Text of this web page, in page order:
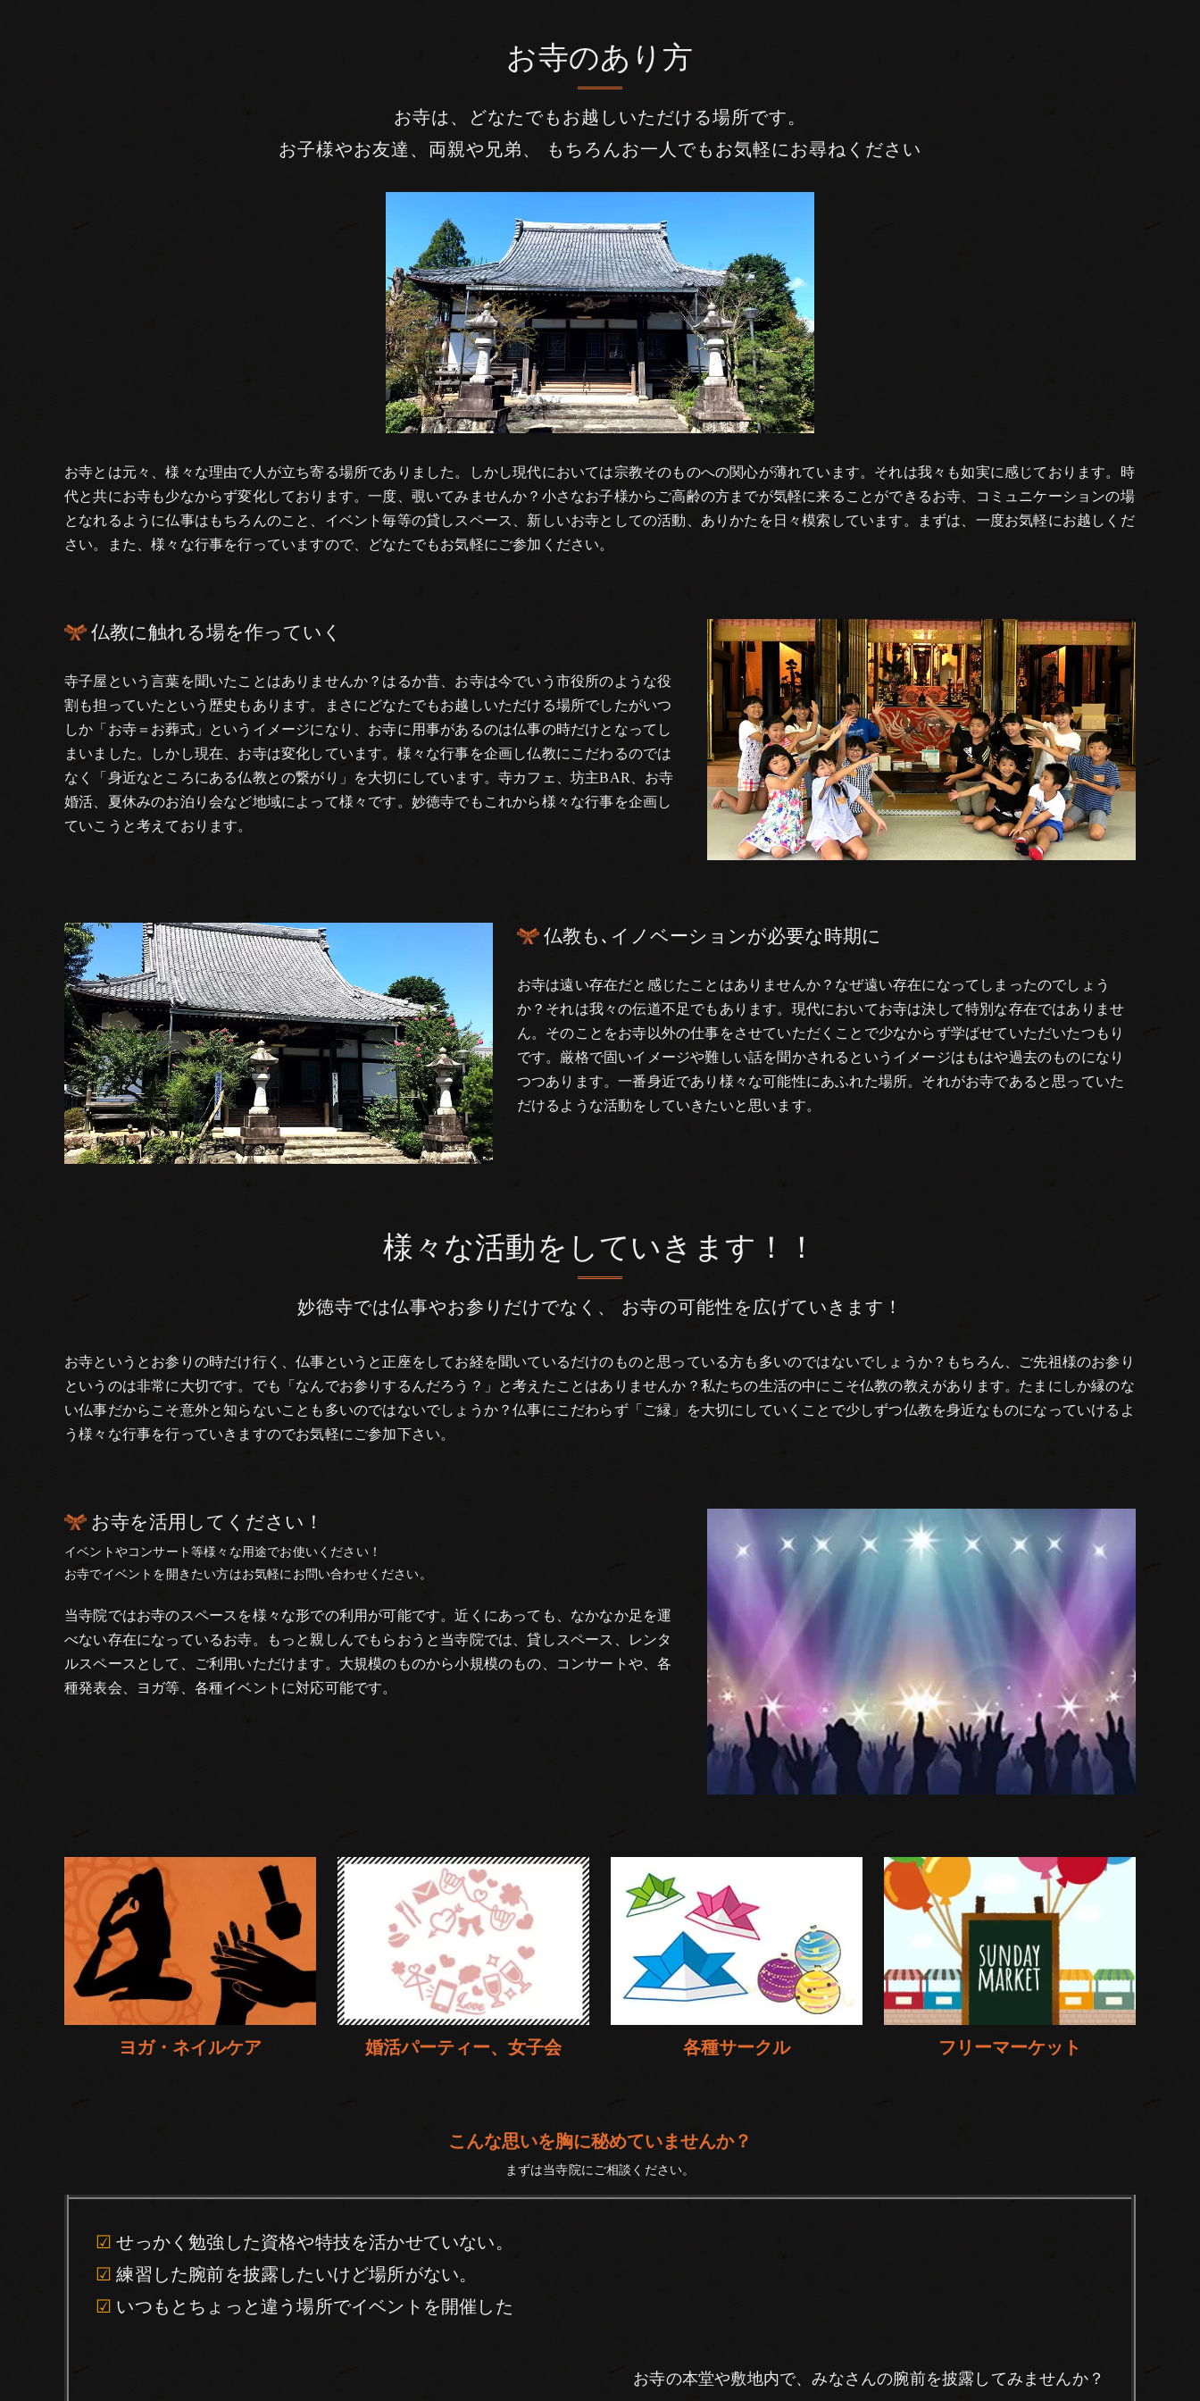
お寺は、どなたでもお越しいただける場所です。
お子様やお友達、両親や兄弟、 もちろんお一人でもお気軽にお尋ねください
お寺のあり方
お寺とは元々、様々な理由で人が立ち寄る場所でありました。しかし現代においては宗教そのものへの関心が薄れています。それは我々も如実に感じております。時
代と共にお寺も少なからず変化しております。一度、覗いてみませんか？小さなお子様からご高齢の方までが気軽に来ることができるお寺、コミュニケーションの場
となれるように仏事はもちろんのこと、イベント毎等の貸しスペース、新しいお寺としての活動、ありかたを日々模索しています。まずは、一度お気軽にお越しくだ
さい。また、様々な行事を行っていますので、どなたでもお気軽にご参加ください。
仏教に触れる場を作っていく
寺子屋という言葉を聞いたことはありませんか？はるか昔、お寺は今でいう市役所のような役
割も担っていたという歴史もあります。まさにどなたでもお越しいただける場所でしたがいつ
しか「お寺＝お葬式」というイメージになり、お寺に用事があるのは仏事の時だけとなってし
まいました。しかし現在、お寺は変化しています。様々な行事を企画し仏教にこだわるのでは
なく「身近なところにある仏教との繋がり」を大切にしています。寺カフェ、坊主BAR、お寺
婚活、夏休みのお泊り会など地域によって様々です。妙徳寺でもこれから様々な行事を企画し
ていこうと考えております。
仏教も､イノベーションが必要な時期に
お寺は遠い存在だと感じたことはありませんか？なぜ遠い存在になってしまったのでしょう
か？それは我々の伝道不足でもあります。現代においてお寺は決して特別な存在ではありませ
ん。そのことをお寺以外の仕事をさせていただくことで少なからず学ばせていただいたつもり
です。厳格で固いイメージや難しい話を聞かされるというイメージはもはや過去のものになり
つつあります。一番身近であり様々な可能性にあふれた場所。それがお寺であると思っていた
だけるような活動をしていきたいと思います。
妙徳寺では仏事やお参りだけでなく、 お寺の可能性を広げていきます！
様々な活動をしていきます！！
お寺というとお参りの時だけ行く、仏事というと正座をしてお経を聞いているだけのものと思っている方も多いのではないでしょうか？もちろん、ご先祖様のお参り
というのは非常に大切です。でも「なんでお参りするんだろう？」と考えたことはありませんか？私たちの生活の中にこそ仏教の教えがあります。たまにしか縁のな
い仏事だからこそ意外と知らないことも多いのではないでしょうか？仏事にこだわらず「ご縁」を大切にしていくことで少しずつ仏教を身近なものになっていけるよ
う様々な行事を行っていきますのでお気軽にご参加下さい。
お寺を活用してください！
イベントやコンサート等様々な用途でお使いください！
お寺でイベントを開きたい方はお気軽にお問い合わせください。
当寺院ではお寺のスペースを様々な形での利用が可能です。近くにあっても、なかなか足を運
べない存在になっているお寺。もっと親しんでもらおうと当寺院では、貸しスペース、レンタ
ルスペースとして、ご利用いただけます。大規模のものから小規模のもの、コンサートや、各
種発表会、ヨガ等、各種イベントに対応可能です。
ヨガ・ネイルケア 婚活パーティー、女子会 各種サークル フリーマーケット
こんな思いを胸に秘めていませんか？
まずは当寺院にご相談ください。
☑ せっかく勉強した資格や特技を活かせていない。
☑ 練習した腕前を披露したいけど場所がない。
☑ いつもとちょっと違う場所でイベントを開催した
お寺の本堂や敷地内で、みなさんの腕前を披露してみませんか？